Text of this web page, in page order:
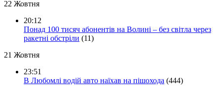
22 Жовтня
20:12
Понад 100 тисяч абонентів на Волині – без світла через
ракетні обстріли (11)
21 Жовтня
23:51
В Любомлі водій авто наїхав на пішохода (444)